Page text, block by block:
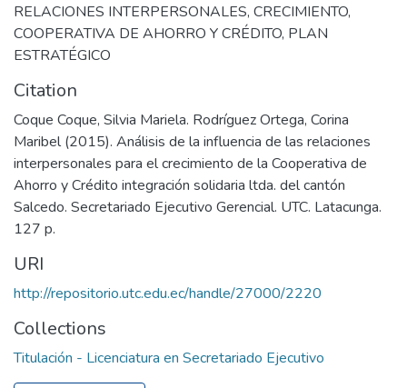
RELACIONES INTERPERSONALES, CRECIMIENTO,
COOPERATIVA DE AHORRO Y CRÉDITO, PLAN
ESTRATÉGICO
Citation
Coque Coque, Silvia Mariela. Rodríguez Ortega, Corina
Maribel (2015). Análisis de la influencia de las relaciones
interpersonales para el crecimiento de la Cooperativa de
Ahorro y Crédito integración solidaria ltda. del cantón
Salcedo. Secretariado Ejecutivo Gerencial. UTC. Latacunga.
127 p.
URI
http://repositorio.utc.edu.ec/handle/27000/2220
Collections
Titulación - Licenciatura en Secretariado Ejecutivo